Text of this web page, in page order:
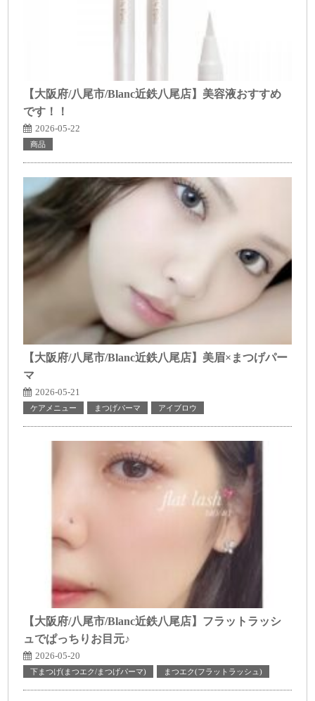
【大阪府/八尾市/Blanc近鉄八尾店】美容液おすすめ
です！！
2026-05-22
商品
【大阪府/八尾市/Blanc近鉄八尾店】美眉×まつげパー
マ
2026-05-21
ケアメニュー まつげパーマ アイブロウ
【大阪府/八尾市/Blanc近鉄八尾店】フラットラッシ
ュでぱっちりお目元♪
2026-05-20
下まつげ(まつエク/まつげパーマ) まつエク(フラットラッシュ)